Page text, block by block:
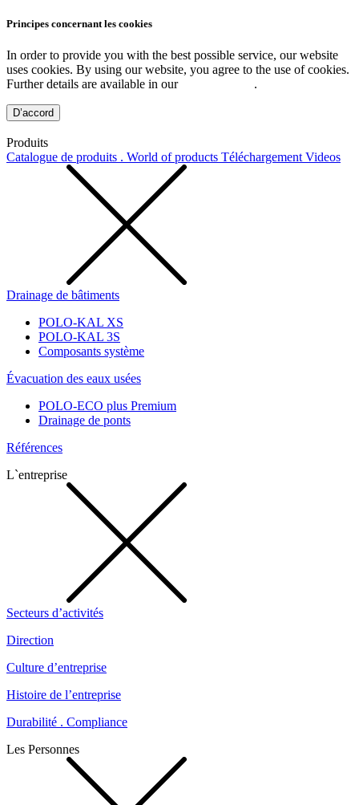
Principes concernant les cookies
In order to provide you with the best possible service, our website
uses cookies. By using our website, you agree to the use of cookies.
Further details are available in our
.
D’accord
Produits
Catalogue de produits . World of products Téléchargement Videos
Drainage de bâtiments
POLO-KAL XS
POLO-KAL 3S
Composants système
Évacuation des eaux usées
POLO-ECO plus Premium
Drainage de ponts
Références
L`entreprise
Secteurs d’activités
Direction
Culture d’entreprise
Histoire de l’entreprise
Durabilité . Compliance
Les Personnes